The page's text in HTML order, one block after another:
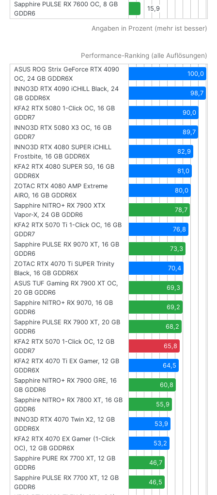
Sapphire PULSE RX 7600 OC, 8 GB
GDDR6
15,9
Angaben in Prozent (mehr ist besser)
Performance-Ranking (alle Auflösungen)
ASUS ROG Strix GeForce RTX 4090
OC, 24 GB GDDR6X
100,0
INNO3D RTX 4090 iCHILL Black, 24
GB GDDR6X
98,7
KFA2 RTX 5080 1-Click OC, 16 GB
GDDR7
90,0
INNO3D RTX 5080 X3 OC, 16 GB
GDDR7
89,7
INNO3D RTX 4080 SUPER iCHILL
Frostbite, 16 GB GDDR6X
82,9
KFA2 RTX 4080 SUPER SG, 16 GB
GDDR6X
81,0
ZOTAC RTX 4080 AMP Extreme
AIRO, 16 GB GDDR6X
80,0
Sapphire NITRO+ RX 7900 XTX
Vapor-X, 24 GB GDDR6
78,7
KFA2 RTX 5070 Ti 1-Click OC, 16 GB
GDDR7
76,8
Sapphire PULSE RX 9070 XT, 16 GB
GDDR6
73,3
ZOTAC RTX 4070 Ti SUPER Trinity
Black, 16 GB GDDR6X
70,4
ASUS TUF Gaming RX 7900 XT OC,
20 GB GDDR6
69,3
Sapphire NITRO+ RX 9070, 16 GB
GDDR6
69,2
Sapphire PULSE RX 7900 XT, 20 GB
GDDR6
68,2
KFA2 RTX 5070 1-Click OC, 12 GB
GDDR7
65,8
KFA2 RTX 4070 Ti EX Gamer, 12 GB
GDDR6X
64,5
Sapphire NITRO+ RX 7900 GRE, 16
GB GDDR6
60,8
Sapphire NITRO+ RX 7800 XT, 16 GB
GDDR6
55,9
INNO3D RTX 4070 Twin X2, 12 GB
GDDR6X
53,9
KFA2 RTX 4070 EX Gamer (1-Click
OC), 12 GB GDDR6X
53,2
Sapphire PURE RX 7700 XT, 12 GB
GDDR6
46,7
Sapphire PULSE RX 7700 XT, 12 GB
GDDR6
46,5